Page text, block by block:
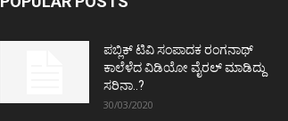
ಪಬ್ಲಿಕ್ ಟಿವಿ ಸಂಪಾದಕ ರಂಗನಾಥ್
ಕಾಲೆಳೆದ ವಿಡಿಯೋ ವೈರಲ್ ಮಾಡಿದ್ದು
ಸರಿನಾ..?
30/03/2020